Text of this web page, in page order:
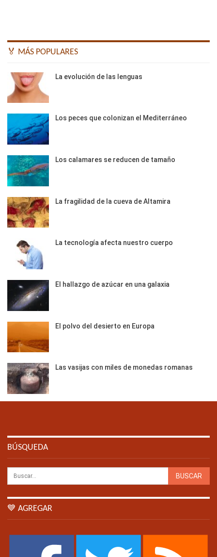
🏅 MÁS POPULARES
La evolución de las lenguas
Los peces que colonizan el Mediterráneo
Los calamares se reducen de tamaño
La fragilidad de la cueva de Altamira
La tecnología afecta nuestro cuerpo
El hallazgo de azúcar en una galaxia
El polvo del desierto en Europa
Las vasijas con miles de monedas romanas
BÚSQUEDA
💙 AGREGAR